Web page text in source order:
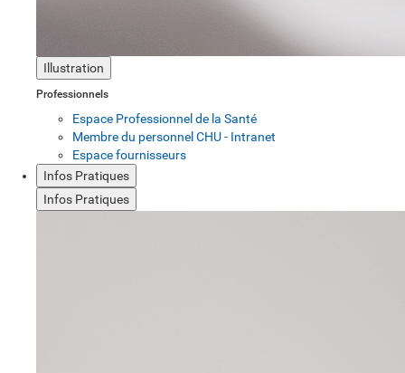
Illustration
Professionnels
Espace Professionnel de la Santé
Membre du personnel CHU - Intranet
Espace fournisseurs
Infos Pratiques
Infos Pratiques